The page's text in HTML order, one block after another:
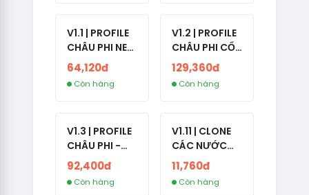
V1.1 | PROFILE
CHÂU PHI NEW
- NO 2FA - ĐA
SỐ BẠN BÈ
CAO
64,120đ
Còn hàng
V1.2 | PROFILE
CHÂU PHI CỔ
- NO 2FA -
LIVE ADS -
NĂM TẠO
129,360đ
Còn hàng
V1.3 | PROFILE
CHÂU PHI -
NO 2FA - LIVE
ADS
92,400đ
Còn hàng
V1.11 | CLONE
CÁC NƯỚC
CÓ 2FA -
INDIA - HÀNG
1 HOTMAIL
11,760đ
Còn hàng